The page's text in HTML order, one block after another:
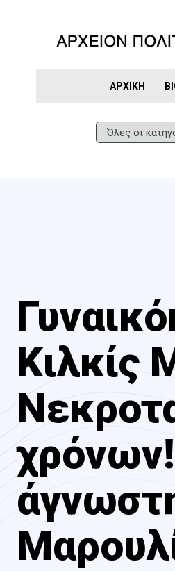
ΑΡΧΙΚΉ
Κιλκίς